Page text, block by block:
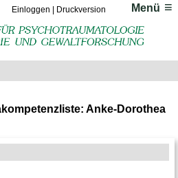
Menü
Einloggen Druckversion
Anke-Dorothea